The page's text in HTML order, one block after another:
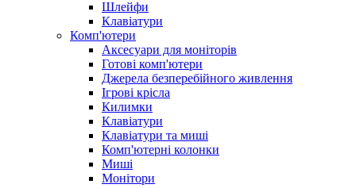
Шлейфи
Клавіатури
Комп'ютери
Аксесуари для моніторів
Готові комп'ютери
Джерела безперебійного живлення
Ігрові крісла
Килимки
Клавіатури
Клавіатури та миші
Комп'ютерні колонки
Миші
Монітори